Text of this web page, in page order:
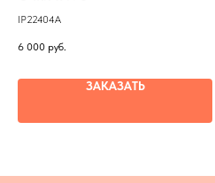
IP22404A
6 000 руб.
ЗАКАЗАТЬ